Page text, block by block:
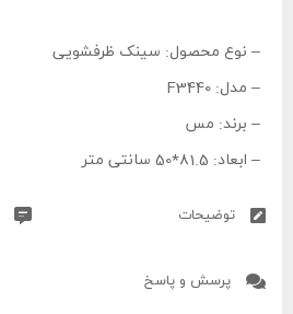
– نوع محصول: سینک ظرفشویی
– مدل: F3440
– برند: مس
– ابعاد: 81.5*50 سانتی‌ متر
توضیحات
پرسش و پاسخ